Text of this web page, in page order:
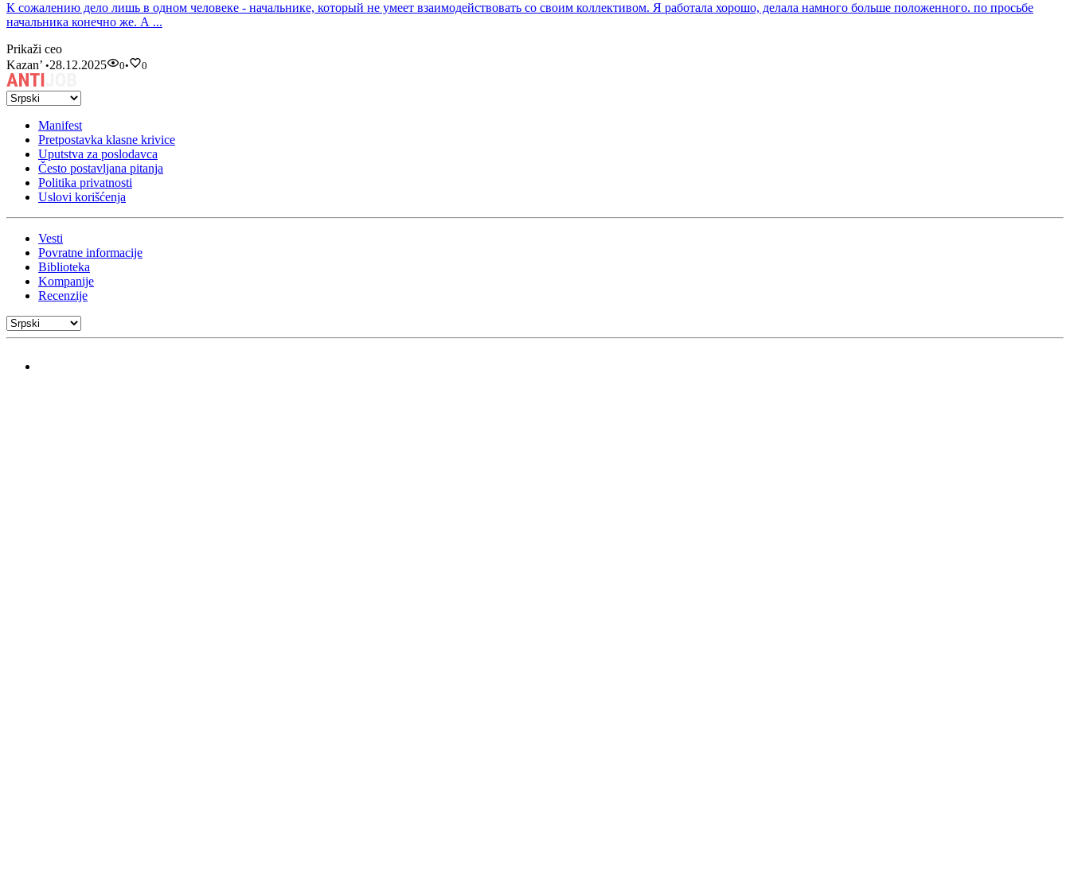
К сожалению дело лишь в одном человеке - начальнике, который не умеет взаимодействовать со своим коллективом. Я работала хорошо, делала намного больше положенного. по просьбе
начальника конечно же. А ...
Prikaži ceo
Kazan’ •28.12.2025 0• 0
Manifest
Pretpostavka klasne krivice
Uputstva za poslodavca
Često postavljana pitanja
Politika privatnosti
Uslovi korišćenja
Vesti
Povratne informacije
Biblioteka
Kompanije
Recenzije